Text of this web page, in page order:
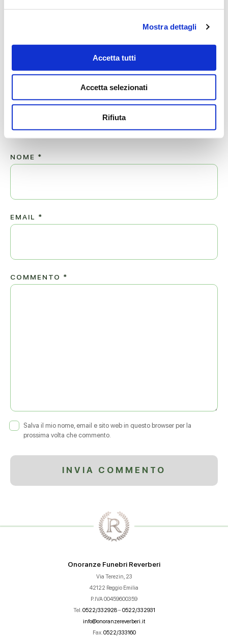
Mostra dettagli
Accetta tutti
Accetta selezionati
Rifiuta
Le mie più sentite condoglianze alla famiglia.
Un grosso dispiacere , sono molto addolorato
Un abbraccio alla famiglia
Lascia ora un messaggio di vicinanza alla famiglia di PAOLO.
Il tuo indirizzo email non sarà pubblicato.
COMMENTO *
NOME *
EMAIL *
Salva il mio nome, email e sito web in questo browser per la
prossima volta che commento.
Onoranze Funebri Reverberi
Via Terezin, 23
42122 Reggio Emilia
P.IVA 00459600359
Tel. 0522/332928–0522/332931
info@onoranzereverberi.it
Fax. 0522/333160